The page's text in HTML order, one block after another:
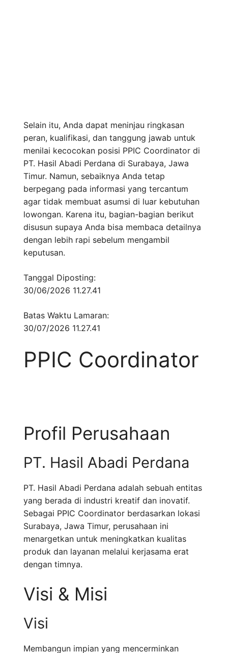
Selain itu, Anda dapat meninjau ringkasan
peran, kualifikasi, dan tanggung jawab untuk
menilai kecocokan posisi PPIC Coordinator di
PT. Hasil Abadi Perdana di Surabaya, Jawa
Timur. Namun, sebaiknya Anda tetap
berpegang pada informasi yang tercantum
agar tidak membuat asumsi di luar kebutuhan
lowongan. Karena itu, bagian-bagian berikut
disusun supaya Anda bisa membaca detailnya
dengan lebih rapi sebelum mengambil
keputusan.
Tanggal Diposting:
30/06/2026 11.27.41
Batas Waktu Lamaran:
30/07/2026 11.27.41
PPIC Coordinator
Profil Perusahaan
PT. Hasil Abadi Perdana
PT. Hasil Abadi Perdana adalah sebuah entitas
yang berada di industri kreatif dan inovatif.
Sebagai PPIC Coordinator berdasarkan lokasi
Surabaya, Jawa Timur, perusahaan ini
menargetkan untuk meningkatkan kualitas
produk dan layanan melalui kerjasama erat
dengan timnya.
Visi & Misi
Visi
Membangun impian yang mencerminkan